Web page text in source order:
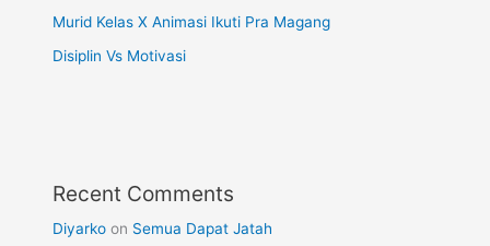
Murid Kelas X Animasi Ikuti Pra Magang
Disiplin Vs Motivasi
Recent Comments
Diyarko on Semua Dapat Jatah